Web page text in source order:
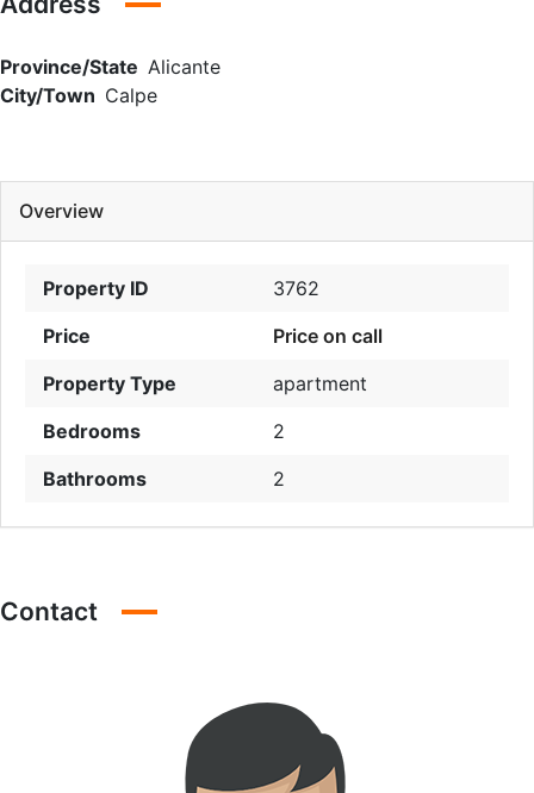
Province/State Alicante
City/Town Calpe
Overview
Property ID
3762
Price
Price on call
Property Type
apartment
Bedrooms
2
Bathrooms
2
Contact